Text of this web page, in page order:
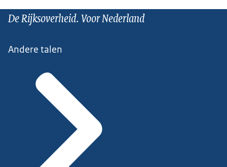
De Rijksoverheid. Voor Nederland
Andere talen